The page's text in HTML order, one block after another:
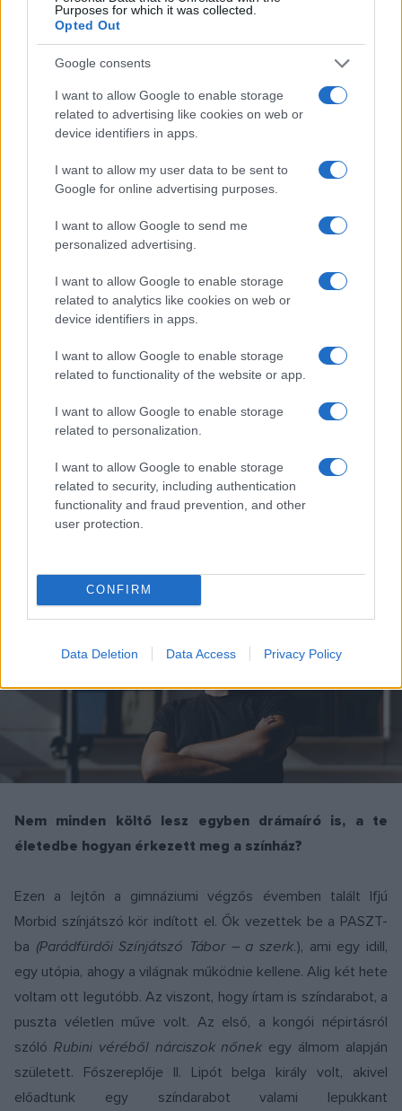
Purposes for which it was collected.
Opted Out
Google consents
I want to allow Google to enable storage
related to advertising like cookies on web or
device identifiers in apps.
I want to allow my user data to be sent to
Google for online advertising purposes.
I want to allow Google to send me
personalized advertising.
I want to allow Google to enable storage
related to analytics like cookies on web or
device identifiers in apps.
I want to allow Google to enable storage
related to functionality of the website or app.
I want to allow Google to enable storage
related to personalization.
I want to allow Google to enable storage
related to security, including authentication
functionality and fraud prevention, and other
user protection.
CONFIRM
Data Deletion Data Access Privacy Policy
milyen irányokat látsz magad előtt?
Úgy érzem, hogy nincs egy egységes lírai énem, aki
folyamatosan változna, fejlődne. Sokféle lírai énem van,
minden vers megteremti a magáét. Volt egy korszakom,
amikor nagyon feszített a mindenféle téren megélt nem-
értés és meg nem értettség, amiket a megfogalmazáson
és versbe öntésen keresztül próbáltam megérteni. Aztán
volt olyan periódus is, amikor a spiritualitáshoz, keleti
filozófiákhoz kötődő dolgok kezdtek el érdekelni – ezt az
időszakot leginkább aSzodoma színeiés a
versek tükrözik. De ott vannak például a színdarabok, amik
mindezekkel párhuzamosan léteztek, és amiknek a
megírása megint egy másféle írói hozzáállást, ha úgy
tetszik, lírai ént követelt meg. Az egymást követő
különböző korszakok még nem álltak össze egységes ívvé,
szigetekként léteznek.
Nem minden költő lesz egyben drámaíró is, a te
életedbe hogyan érkezett meg a színház?
Ezen a lejtőn a gimnáziumi végzős évemben talált Ifjú
Morbid színjátszó kör indított el. Ők vezettek be a PASZT-
ba (Parádfürdői Színjátszó Tábor – a szerk.), ami egy idill,
egy utópia, ahogy a világnak működnie kellene. Alig két hete
voltam ott legutóbb. Az viszont, hogy írtam is színdarabot, a
puszta véletlen műve volt. Az első, a kongói népirtásról
szóló Rubini véréből nárciszok nőnek egy álmom alapján
született. Főszereplője II. Lipót belga király volt, akivel
előadtunk egy színdarabot valami lepukkant